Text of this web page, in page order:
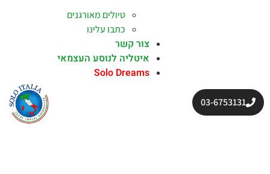
03-6753131
טיולים מאורגנים
כתבו עלינו
צור קשר
איטליה לנוסע העצמאי
Solo Dreams